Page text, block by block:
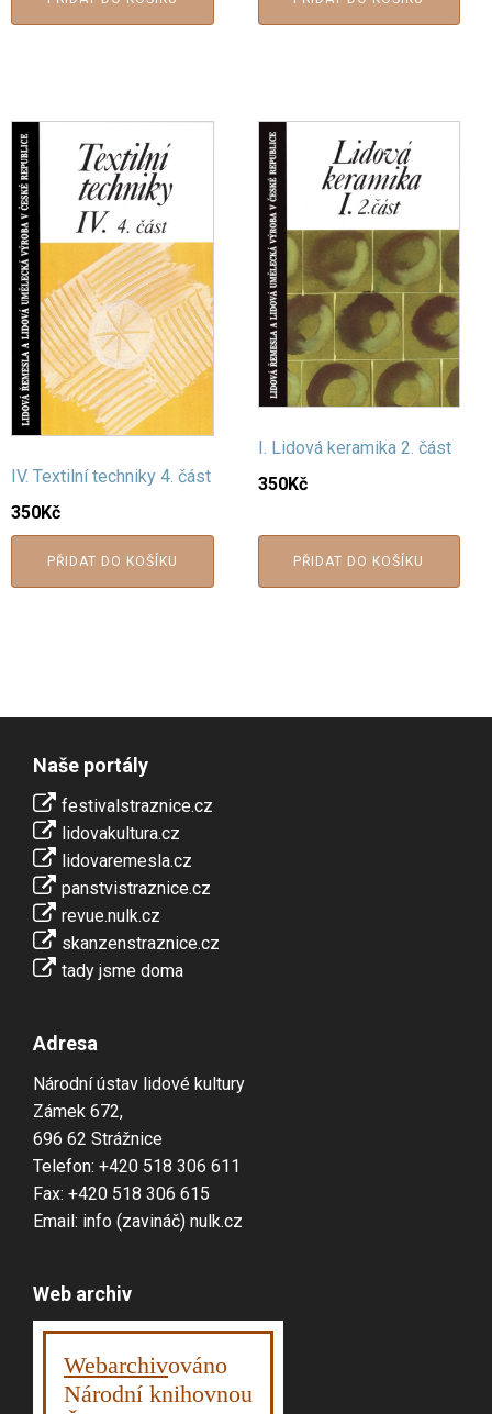
IV. Textilní techniky 4. část
350Kč
PŘIDAT DO KOŠÍKU
I. Lidová keramika 2. část
350Kč
PŘIDAT DO KOŠÍKU
Naše portály
festivalstraznice.cz
lidovakultura.cz
lidovaremesla.cz
panstvistraznice.cz
revue.nulk.cz
skanzenstraznice.cz
tady jsme doma
Adresa
Národní ústav lidové kultury
Zámek 672,
696 62 Strážnice
Telefon: +420 518 306 611
Fax: +420 518 306 615
Email: info (zavináč) nulk.cz
Web archiv
Webarchivováno
Národní knihovnou